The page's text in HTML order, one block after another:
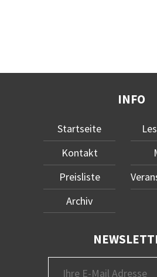
INFO
Startseite
Kontakt
Preisliste
Archiv